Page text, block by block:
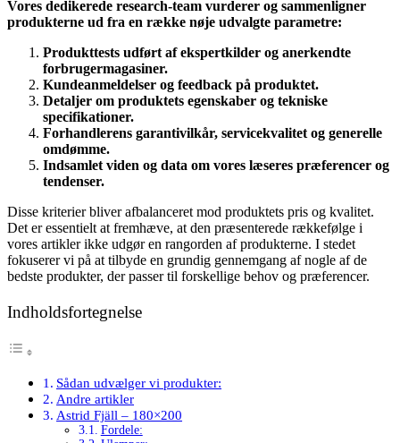
Vores dedikerede research-team vurderer og sammenligner
produkterne ud fra en række nøje udvalgte parametre:
Produkttests udført af ekspertkilder og anerkendte
forbrugermagasiner.
Kundeanmeldelser og feedback på produktet.
Detaljer om produktets egenskaber og tekniske
specifikationer.
Forhandlerens garantivilkår, servicekvalitet og generelle
omdømme.
Indsamlet viden og data om vores læseres præferencer og
tendenser.
Disse kriterier bliver afbalanceret mod produktets pris og kvalitet.
Det er essentielt at fremhæve, at den præsenterede rækkefølge i
vores artikler ikke udgør en rangorden af produkterne. I stedet
fokuserer vi på at tilbyde en grundig gennemgang af nogle af de
bedste produkter, der passer til forskellige behov og præferencer.
Indholdsfortegnelse
Sådan udvælger vi produkter:
Andre artikler
Astrid Fjäll – 180×200
Fordele: